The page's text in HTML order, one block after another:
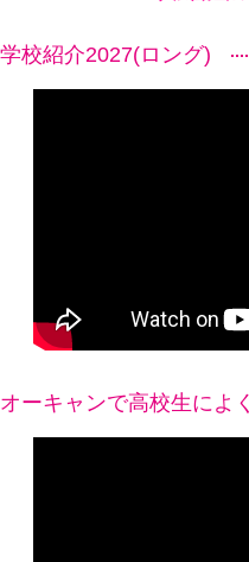
学校紹介2027(ロング)
オーキャンで高校生によ